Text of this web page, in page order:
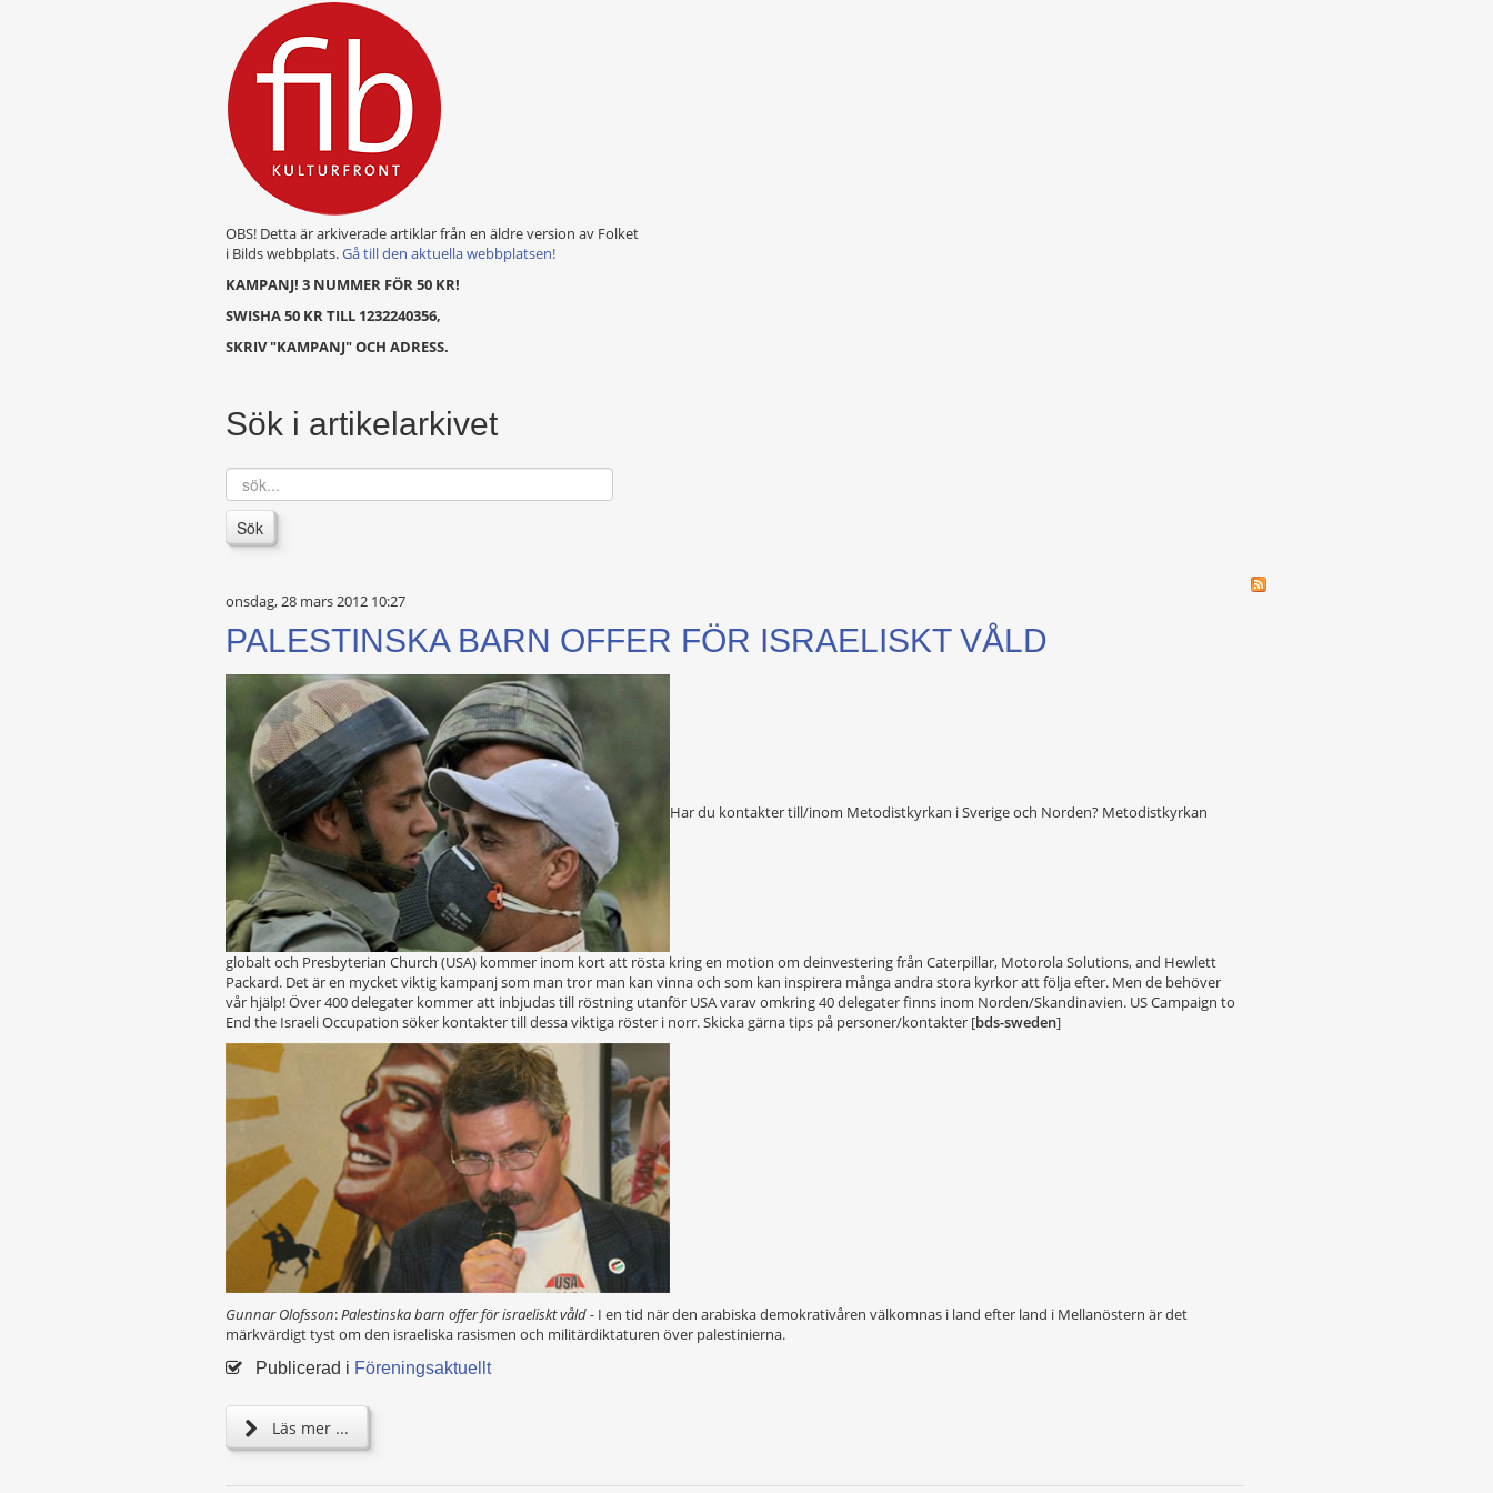
OBS! Detta är arkiverade artiklar från en äldre version av Folket
i Bilds webbplats.Gå till den aktuella webbplatsen!
KAMPANJ! 3 NUMMER FÖR 50 KR!
SWISHA 50 KR TILL 1232240356,
SKRIV "KAMPANJ" OCH ADRESS.
Sök i artikelarkivet
sök...
Sök
onsdag, 28 mars 2012 10:27
PALESTINSKA BARN OFFER FÖR ISRAELISKT VÅLD
Har du kontakter till/inom Metodistkyrkan i Sverige och Norden? Metodistkyrkan
globalt och Presbyterian Church (USA) kommer inom kort att rösta kring en motion om deinvestering från Caterpillar, Motorola Solutions, and Hewlett
Packard. Det är en mycket viktig kampanj som man tror man kan vinna och som kan inspirera många andra stora kyrkor att följa efter. Men de behöver
vår hjälp! Över 400 delegater kommer att inbjudas till röstning utanför USA varav omkring 40 delegater finns inom Norden/Skandinavien. US Campaign to
End the Israeli Occupation söker kontakter till dessa viktiga röster i norr. Skicka gärna tips på personer/kontakter [bds-sweden]
Gunnar Olofsson:Palestinska barn offer för israeliskt våld - I en tid när den arabiska demokrativåren välkomnas i land efter land i Mellanöstern är det
märkvärdigt tyst om den israeliska rasismen och militärdiktaturen över palestinierna.
Publicerad i Föreningsaktuellt
Läs mer ...